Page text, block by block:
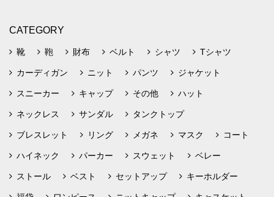
CATEGORY
靴 鞄 財布 ベルト シャツ Tシャツ
カーディガン ニット パンツ ジャケット
スニーカー キャップ その他 ハット
ネックレス サンダル タンクトップ
ブレスレット リング メガネ マスク コート
ハイネック パーカー スウェット ベレー
ストール ベスト セットアップ キーホルダー